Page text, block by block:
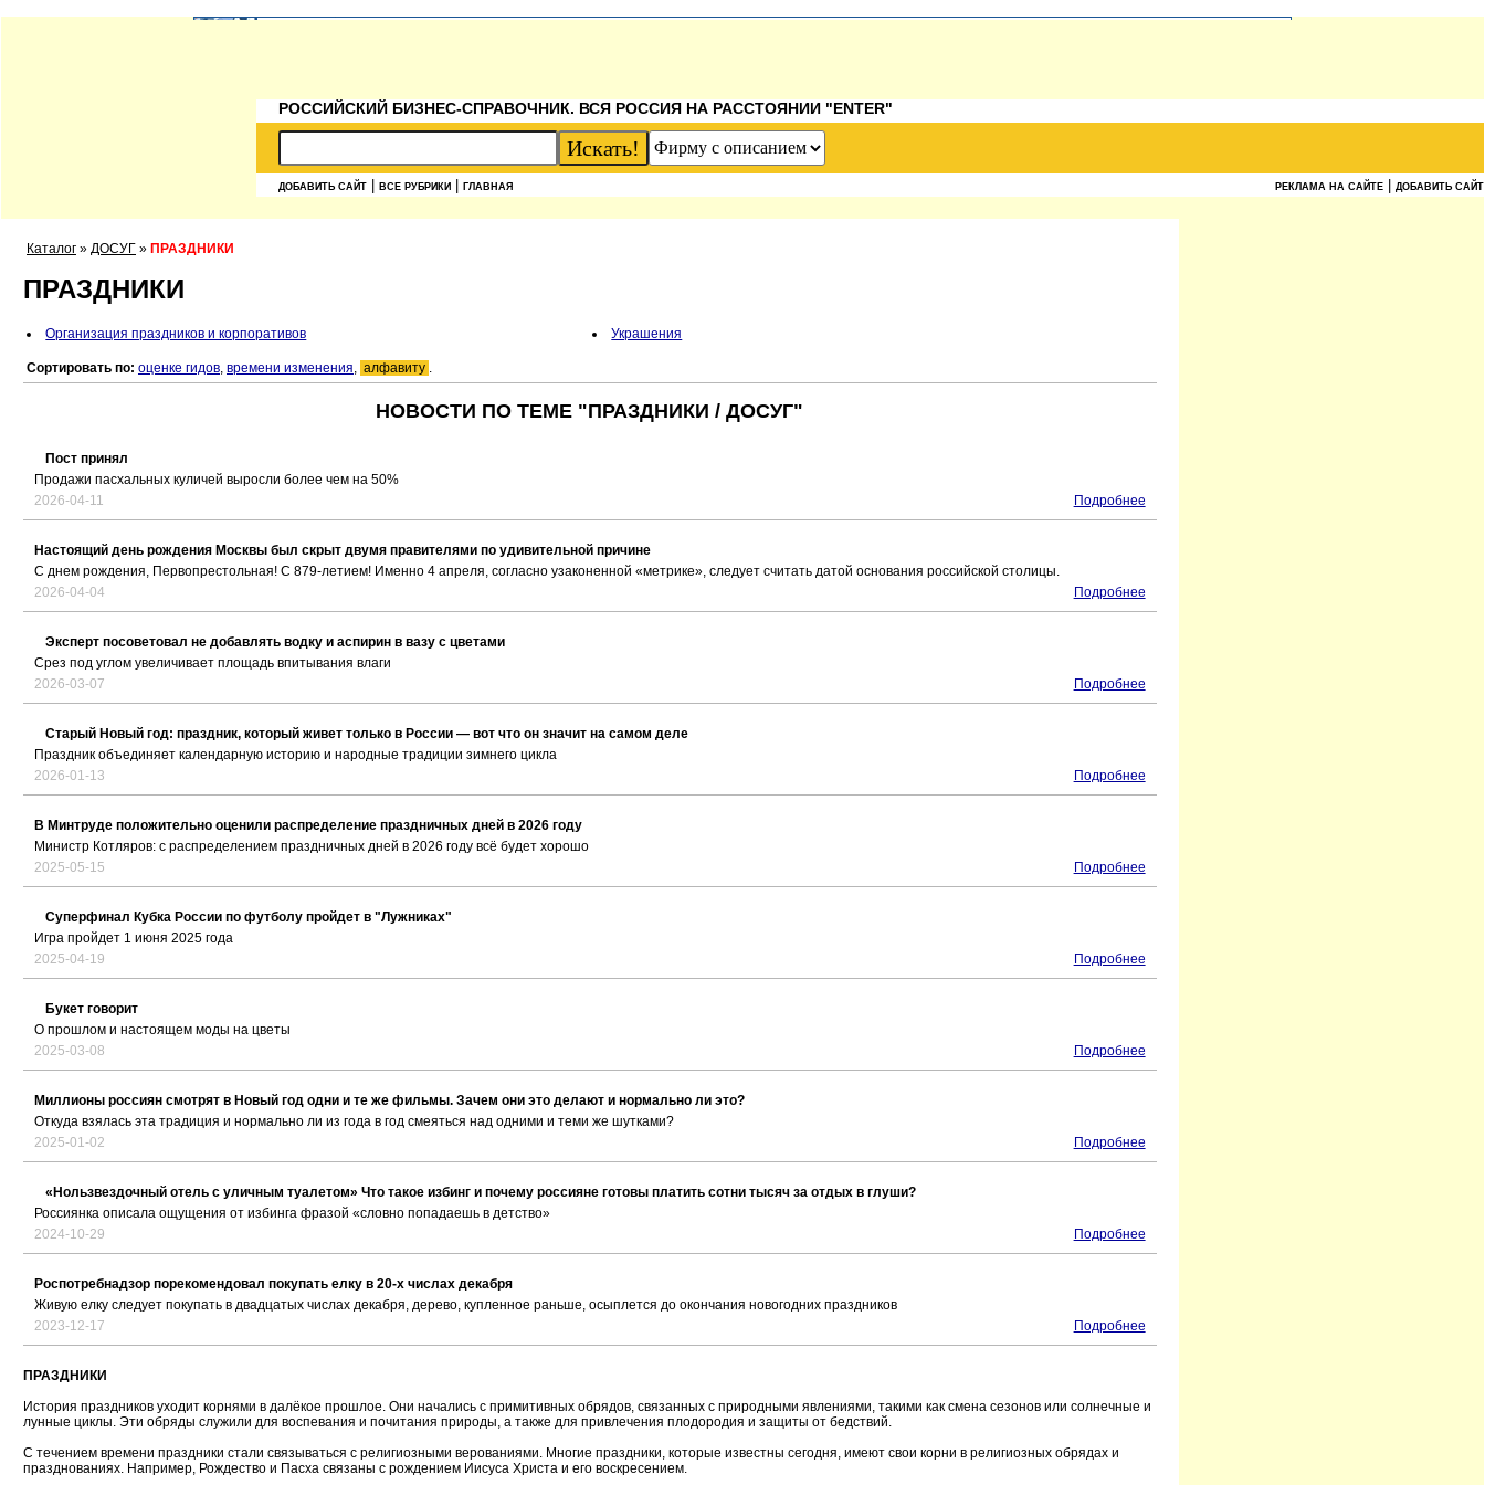
РОССИЙСКИЙ БИЗНЕС-СПРАВОЧНИК. ВСЯ РОССИЯ НА РАССТОЯНИИ "ENTER"
ДОБАВИТЬ САЙТ ВСЕ РУБРИКИ ГЛАВНАЯ РЕКЛАМА НА САЙТЕ ДОБАВИТЬ САЙТ
Каталог » ДОСУГ » ПРАЗДНИКИ
ПРАЗДНИКИ
Организация праздников и корпоративов Украшения
Сортировать по: оценке гидов, времени изменения, алфавиту .
НОВОСТИ ПО ТЕМЕ "ПРАЗДНИКИ / ДОСУГ"
Пост принял
Продажи пасхальных куличей выросли более чем на 50%
2026-04-11
Подробнее
Настоящий день рождения Москвы был скрыт двумя правителями по удивительной причине
С днем рождения, Первопрестольная! С 879-летием! Именно 4 апреля, согласно узаконенной «метрике», следует считать датой основания российской столицы.
2026-04-04
Подробнее
Эксперт посоветовал не добавлять водку и аспирин в вазу с цветами
Срез под углом увеличивает площадь впитывания влаги
2026-03-07
Подробнее
Старый Новый год: праздник, который живет только в России — вот что он значит на самом деле
Праздник объединяет календарную историю и народные традиции зимнего цикла
2026-01-13
Подробнее
В Минтруде положительно оценили распределение праздничных дней в 2026 году
Министр Котляров: с распределением праздничных дней в 2026 году всё будет хорошо
2025-05-15
Подробнее
Суперфинал Кубка России по футболу пройдет в "Лужниках"
Игра пройдет 1 июня 2025 года
2025-04-19
Подробнее
Букет говорит
О прошлом и настоящем моды на цветы
2025-03-08
Подробнее
Миллионы россиян смотрят в Новый год одни и те же фильмы. Зачем они это делают и нормально ли это?
Откуда взялась эта традиция и нормально ли из года в год смеяться над одними и теми же шутками?
2025-01-02
Подробнее
«Нользвездочный отель с уличным туалетом» Что такое избинг и почему россияне готовы платить сотни тысяч за отдых в глуши?
Россиянка описала ощущения от избинга фразой «словно попадаешь в детство»
2024-10-29
Подробнее
Роспотребнадзор порекомендовал покупать елку в 20-х числах декабря
Живую елку следует покупать в двадцатых числах декабря, дерево, купленное раньше, осыплется до окончания новогодних праздников
2023-12-17
Подробнее
ПРАЗДНИКИ
История праздников уходит корнями в далёкое прошлое. Они начались с примитивных обрядов, связанных с природными явлениями, такими как смена сезонов или солнечные и
лунные циклы. Эти обряды служили для воспевания и почитания природы, а также для привлечения плодородия и защиты от бедствий.
С течением времени праздники стали связываться с религиозными верованиями. Многие праздники, которые известны сегодня, имеют свои корни в религиозных обрядах и
празднованиях. Например, Рождество и Пасха связаны с рождением Иисуса Христа и его воскресением.